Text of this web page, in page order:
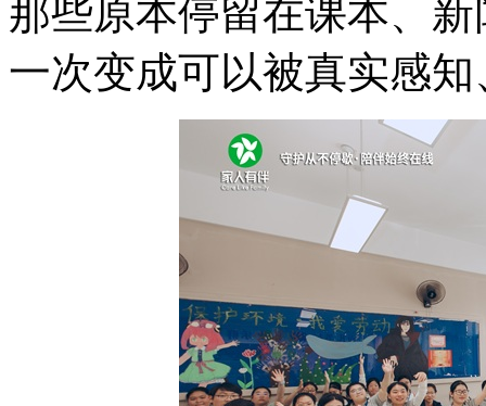
那些原本停留在课本、
一次变成可以被真实感